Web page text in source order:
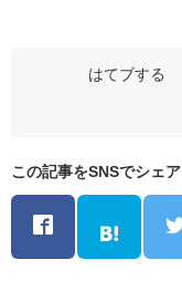
この記事をSNSでシェア